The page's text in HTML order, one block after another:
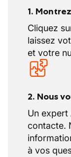
1.
Cliquez
laissez
et votre
2. Nous
Un
contacte.
à vos